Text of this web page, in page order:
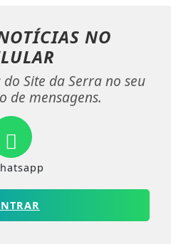
NO
Site da Serra no seu
de mensagens.